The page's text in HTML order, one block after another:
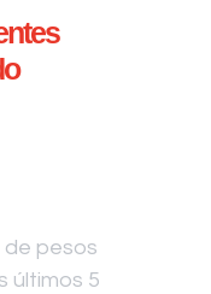
de pesos
últimos 5